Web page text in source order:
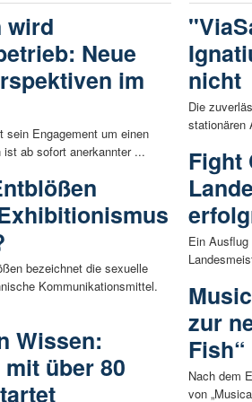
wird
Neue
im
sein Engagement um einen
ist ab sofort anerkannter ...
bezeichnet die sexuelle
Kommunikationsmittel.
Wissen:
über 80
nicht
Die
stationären
Fight
Ein
zur
Fish“
Nach dem
von